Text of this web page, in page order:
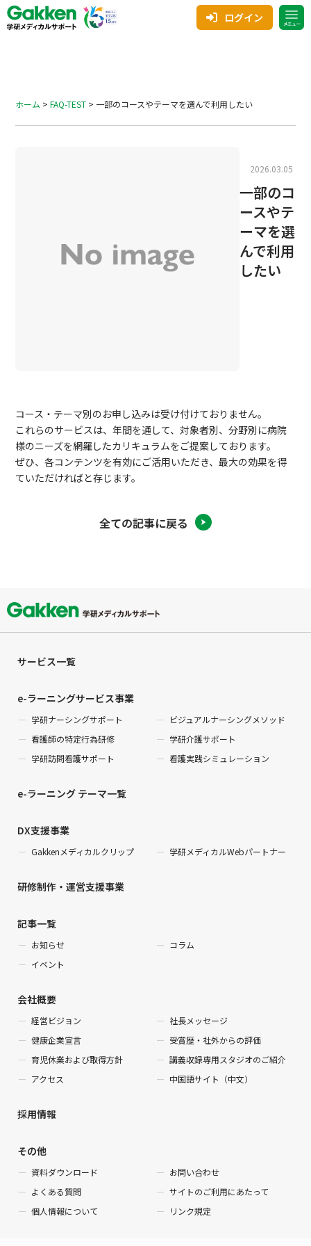
ログイン
ホーム >FAQ-TEST > 一部のコースやテーマを選んで利用したい
2026.03.05
一部のコ
ースやテ
ーマを選
んで利用
したい
コース・テーマ別のお申し込みは受け付けておりません。
これらのサービスは、年間を通して、対象者別、分野別に病院
様のニーズを網羅したカリキュラムをご提案しております。
ぜひ、各コンテンツを有効にご活用いただき、最大の効果を得
ていただければと存じます。
全ての記事に戻る
サービス一覧
e-ラーニングサービス事業
学研ナーシングサポート
ビジュアルナーシングメソッド
看護師の特定行為研修
学研介護サポート
学研訪問看護サポート
看護実践シミュレーション
e-ラーニング テーマ一覧
DX支援事業
Gakkenメディカルクリップ 学研メディカルWebパートナー
研修制作・運営支援事業
記事一覧
お知らせ
コラム
イベント
会社概要
経営ビジョン
社長メッセージ
健康企業宣言
受賞歴・社外からの評価
育児休業および取得方針
講義収録専用スタジオのご紹介
アクセス
中国語サイト（中文）
採用情報
その他
資料ダウンロード
お問い合わせ
よくある質問
サイトのご利用にあたって
個人情報について
リンク規定